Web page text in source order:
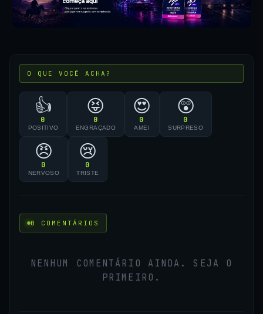
O QUE VOCÊ ACHA?
👍
0
POSITIVO
😝
0
ENGRAÇADO
😍
0
AMEI
😲
0
SURPRESO
😠
0
NERVOSO
😢
0
TRISTE
0 COMENTÁRIOS
NENHUM COMENTÁRIO AINDA. SEJA O
PRIMEIRO.